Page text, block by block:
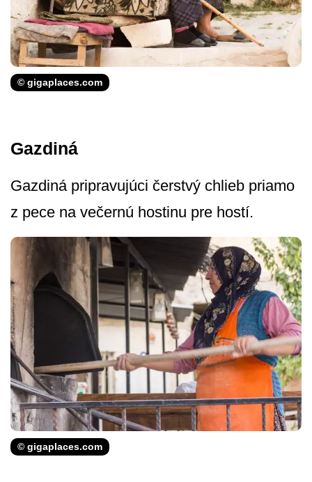
© gigaplaces.com
Gazdiná
Gazdiná pripravujúci čerstvý chlieb priamo
z pece na večernú hostinu pre hostí.
© gigaplaces.com